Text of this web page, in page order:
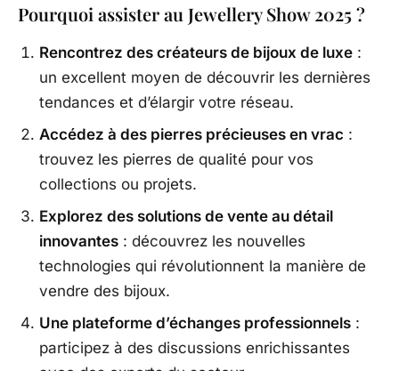
Pourquoi assister au Jewellery Show 2025 ?
Rencontrez des créateurs de bijoux de luxe :
un excellent moyen de découvrir les dernières
tendances et d’élargir votre réseau.
Accédez à des pierres précieuses en vrac :
trouvez les pierres de qualité pour vos
collections ou projets.
Explorez des solutions de vente au détail
innovantes : découvrez les nouvelles
technologies qui révolutionnent la manière de
vendre des bijoux.
Une plateforme d’échanges professionnels :
participez à des discussions enrichissantes